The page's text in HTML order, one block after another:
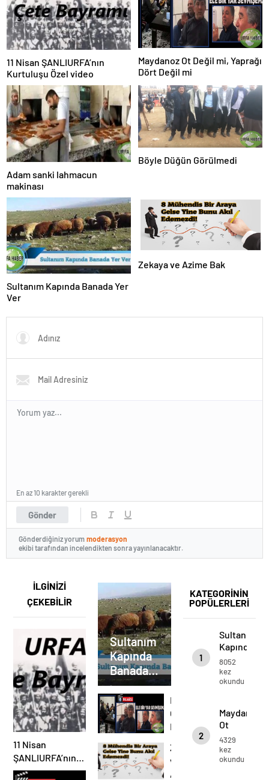
11 Nisan ŞANLIURFA’nın
Kurtuluşu Özel video
Maydanoz Ot Değil mi, Yaprağı
Dört Değil mi
Adam sanki lahmacun
makinası
Böyle Düğün Görülmedi
Sultanım Kapında Banada Yer
Ver
Zekaya ve Azime Bak
Gönder
En az 10 karakter gerekli
Gönderdiğiniz yorum moderasyon
ekibi tarafından incelendikten sonra yayınlanacaktır.
KATEGORİNİN
POPÜLERLERİ
1
Sultanım
Kapında
Banada
Yer
Ver
8052
kez
okundu
2
Maydanoz
Ot
Değil
mi,
Yaprağı
4329
kez
okundu
İLGİNİZİ
ÇEKEBİLİR
11 Nisan
ŞANLIURFA’nın
Kurtuluşu Özel
Sultanım
Kapında
Banada
Yer Ver
Maydanoz
Ot
Değil
Yaprağı
Dört
Zekaya
ve
Azime